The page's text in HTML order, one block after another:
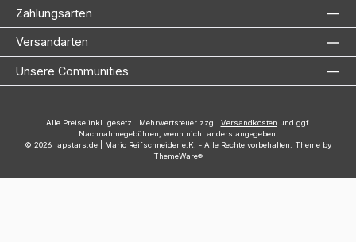
Zahlungsarten
Versandarten
Unsere Communities
Alle Preise inkl. gesetzl. Mehrwertsteuer zzgl. Versandkosten und ggf.
Nachnahmegebühren, wenn nicht anders angegeben.
© 2026 lapstars.de | Mario Reifschneider e.K. - Alle Rechte vorbehalten. Theme by
ThemeWare®